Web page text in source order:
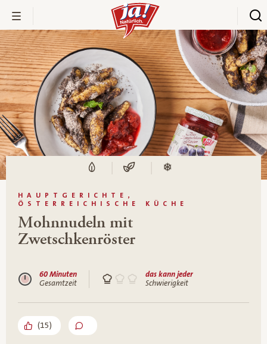
HAUPTGERICHTE,
ÖSTERREICHISCHE KÜCHE
Mohnnudeln mit
Zwetschkenröster
60 Minuten
Gesamtzeit
das kann jeder
Schwierigkeit
(15)